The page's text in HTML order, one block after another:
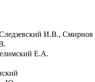
И.В.,
Е.А.